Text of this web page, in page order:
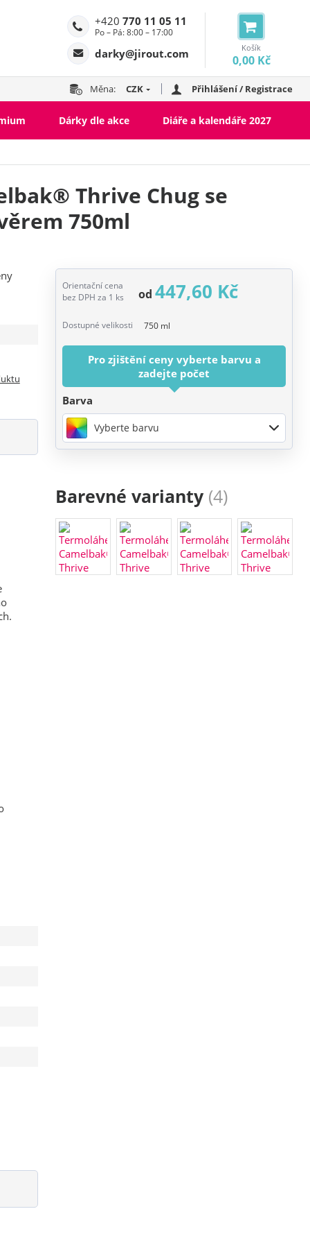
Košík
0,00 Kč
+420 770 11 05 11
Po – Pá: 8:00 – 17:00
darky@jirout.com
Měna: CZK Přihlášení / Registrace
Dárky dle akce Diáře a kalendáře 2027
Thrive Chug se
750ml
Orientační cena
bez DPH za 1 ks
od447,60 Kč
Dostupné velikosti 750 ml
Pro zjištění ceny vyberte barvu a
zadejte počet
Barva
Vyberte barvu
Barevné varianty (4)